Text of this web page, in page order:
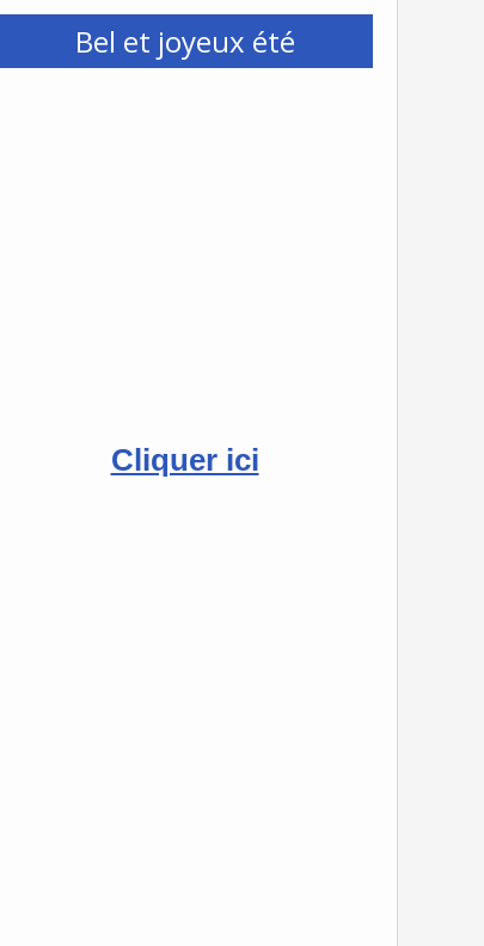
Bel et joyeux été
Cliquer ici